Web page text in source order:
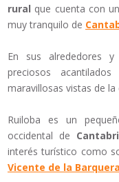
rural que cuenta con
muy tranquilo de
En sus alrededores
preciosos
maravillosas vistas de la
Ruiloba es un
occidental de
interés turístico como
Vicente de la Barquera